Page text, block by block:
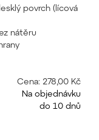
povrch (lícová
nátěru
Cena: 278,00 Kč
Na objednávku
do 10 dnů